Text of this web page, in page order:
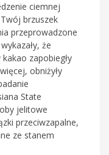
ciemnej
brzuszek
przeprowadzone
że
zapobiegły
obniżyły
State
jelitowe
przeciwzapalne,
ze stanem